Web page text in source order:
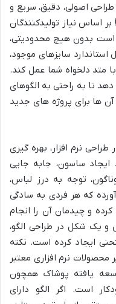
اصولی، دقیق، سریع و
اساس نیاز تولیدکنندگان
بدون هیچ محدودیتی،
سایزهای موجود،
متد دلخواه شما عمل کند.
تا به راحتی به الگوهای
ها برای پروژه های جدید
نرم افزار، بهره گیری
ایجاد ساسون، جابه جایی
توجه به درز لباس،
که هر فردی به سادگی
کرده و چیدمان آن را انجام
و یک شکل در طراحی الگو،
ایجاد کرده است. نکته
محصولات نرم افزاری معتبر
یافته پوشاک همچون
است. اگر الگو دارای